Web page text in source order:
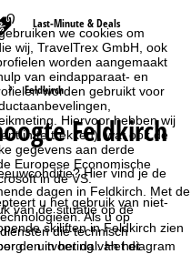
we cookies om
wij, TravelTrex GmbH, ook
worden aangemaakt
van eindapparaat- en
worden gebruikt voor
Hiervoor hebben wij
in te trekken), wat ook de
gegevens aan derde
Europese Economische
in de VS.
u het gebruik van niet-
Als u op
die technisch
de uitvoering van het
Last-Minute & Deals
Feldkirch
Feldkirch
Hier vind je de
dagen in Feldkirch. Met de
van de situatie op de
skiliften in Feldkirch zien
en in het dal. Het diagram